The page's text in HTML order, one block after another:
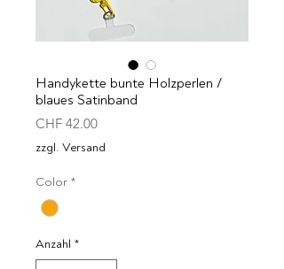
Handykette bunte Holzperlen /
blaues Satinband
CHF 42.00Preis
zzgl. Versand
Color *
Anzahl *